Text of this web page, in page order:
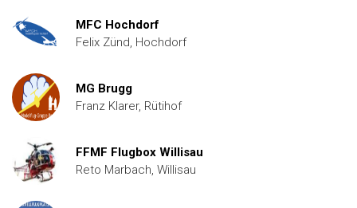
MFC Hochdorf
Felix Zünd, Hochdorf
MG Brugg
Franz Klarer, Rütihof
FFMF Flugbox Willisau
Reto Marbach, Willisau